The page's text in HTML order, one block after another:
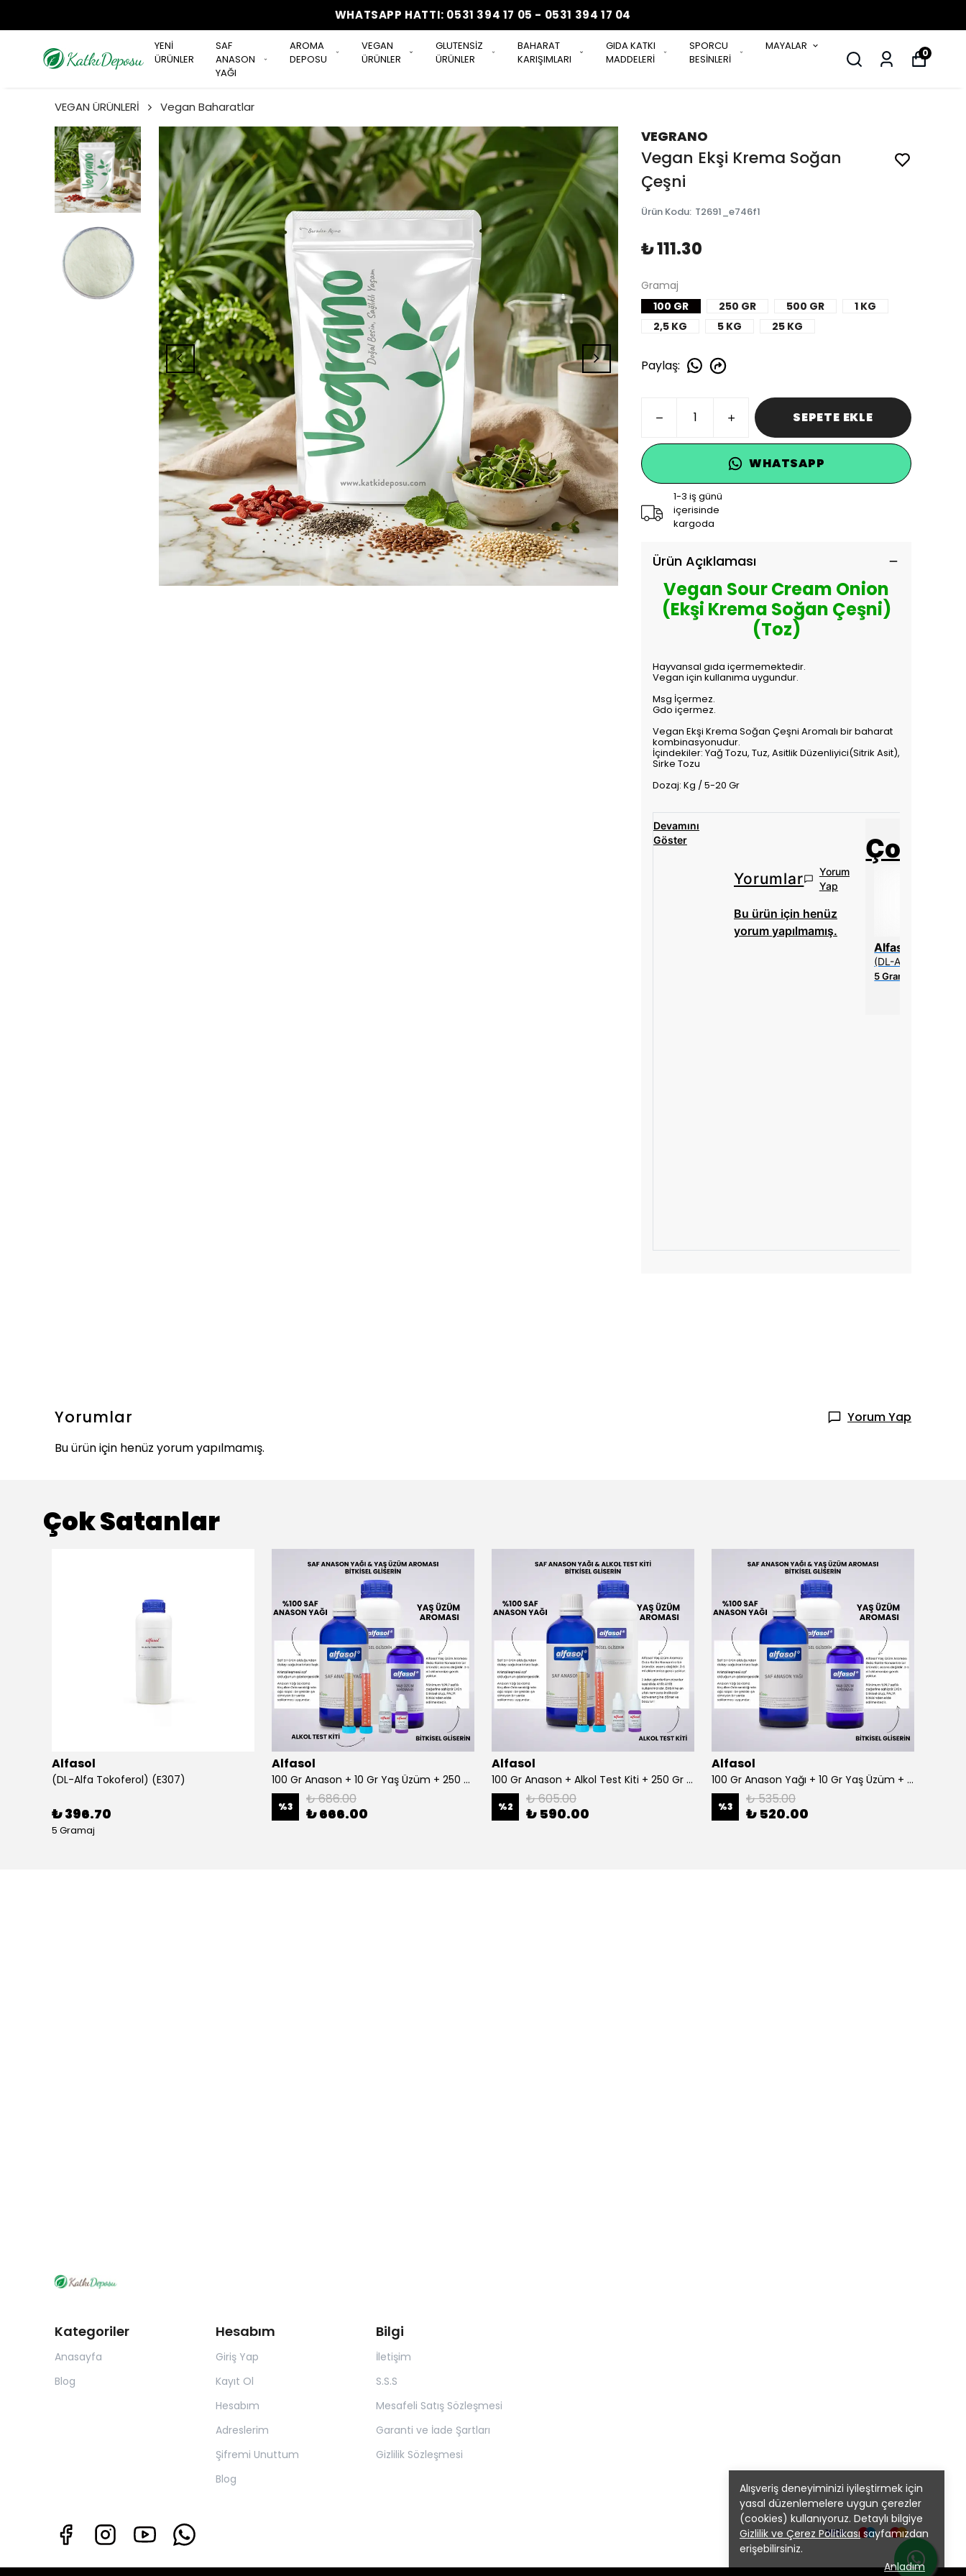
WHATSAPP HATTI: 0531 394 17 05 - 0531 394 17 04
YENİ
ÜRÜNLER
SAF
ANASON
YAĞI
AROMA
DEPOSU
VEGAN
ÜRÜNLER
GLUTENSİZ
ÜRÜNLER
BAHARAT
KARIŞIMLARI
GIDA KATKI
MADDELERİ
SPORCU
BESİNLERİ
MAYALAR
0
Alışveriş deneyiminizi iyileştirmek için
yasal düzenlemelere uygun çerezler
(cookies) kullanıyoruz. Detaylı bilgiye
Gizlilik ve Çerez Politikası sayfamızdan
erişebilirsiniz.
Anladım
VEGAN ÜRÜNLERİ Vegan Baharatlar
VEGRANO
Vegan Ekşi Krema Soğan
Çeşni
Ürün Kodu: T2691_e746f1
₺ 111.30
Gramaj
100 GR
250 GR 500 GR
1 KG
2,5 KG
5 KG 25 KG
Paylaş:
SEPETE EKLE
WHATSAPP
1-3 iş günü
içerisinde
kargoda
Ürün Açıklaması
Vegan Sour Cream Onion
(Ekşi Krema Soğan Çeşni)
(Toz)
Hayvansal gıda içermemektedir.
Vegan için kullanıma uygundur.
Msg İçermez.
Gdo içermez.
Vegan Ekşi Krema Soğan Çeşni Aromalı bir baharat
kombinasyonudur.
İçindekiler: Yağ Tozu, Tuz, Asitlik Düzenliyici(Sitrik Asit),
Sirke Tozu
Dozaj: Kg / 5-20 Gr
Devamını
Göster
Yorumlar
Yorum
Yap
Bu ürün için henüz
yorum yapılmamış.
Çok
Tükendi
Alfasol
5 Gramaj
Yorumlar
Yorum Yap
Bu ürün için henüz yorum yapılmamış.
Çok Satanlar
Alfasol
(DL-Alfa Tokoferol) (E307)
₺ 396.70
5 Gramaj
Alfasol
100 Gr Anason + 10 Gr Yaş Üzüm + 250 Gr Gliserin + Alkol Test Kiti
%3 ₺ 686.00
₺ 666.00
Alfasol
100 Gr Anason + Alkol Test Kiti + 250 Gr Gliserin
%2 ₺ 605.00
₺ 590.00
Alfasol
100 Gr Anason Yağı + 10 Gr Yaş Üzüm + 250 Gr Gliserin
%3 ₺ 535.00
₺ 520.00
Kategoriler
Anasayfa
Blog
Hesabım
Giriş Yap
Kayıt Ol
Hesabım
Adreslerim
Şifremi Unuttum
Blog
Bilgi
İletişim
S.S.S
Mesafeli Satış Sözleşmesi
Garanti ve İade Şartları
Gizlilik Sözleşmesi